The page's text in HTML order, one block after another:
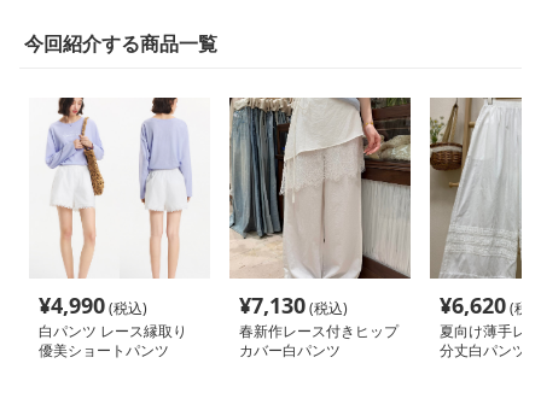
今回紹介する商品一覧
¥4,990(税込)
白パンツ レース縁取り
優美ショートパンツ
¥7,130(税込)
春新作レース付きヒップ
カバー白パンツ
¥6,620(税
夏向け薄手レ
分丈白パンツ